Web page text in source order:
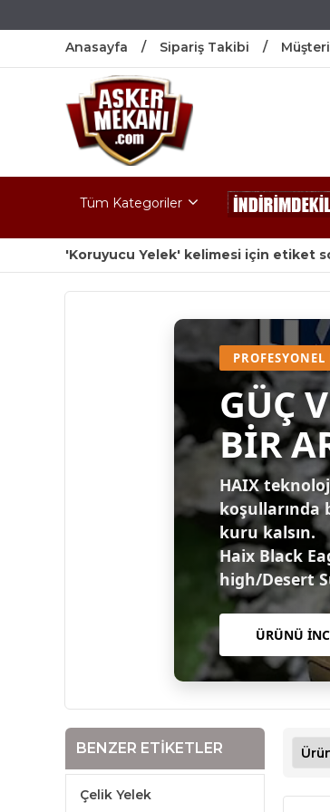
Anasayfa Sipariş Takibi
Tüm Kategoriler
'Koruyucu Yelek' kelimesi için etiket
GÜÇ
BİR
HAIX
koşullarında
kuru kalsın.
Haix Black
high/Desert
ÜRÜNÜ
BENZER ETIKETLER
Çelik Yelek